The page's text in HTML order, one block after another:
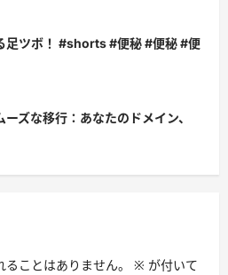
足ツボ！ #shorts #便秘 #便秘 #便
ズな移行：あなたのドメイン、
ことはありません。 ※ が付いて